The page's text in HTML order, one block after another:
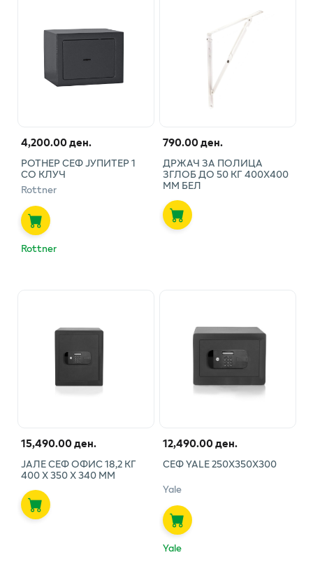
4,200.00 ден.
РОТНЕР СЕФ ЈУПИТЕР 1
СО КЛУЧ
Rottner
Rottner
790.00 ден.
ДРЖАЧ ЗА ПОЛИЦА
ЗГЛОБ ДО 50 КГ 400Х400
ММ БЕЛ
15,490.00 ден.
ЈАЛЕ СЕФ ОФИС 18,2 КГ
400 Х 350 Х 340 ММ
12,490.00 ден.
СЕФ YALE 250Х350Х300
Yale
Yale